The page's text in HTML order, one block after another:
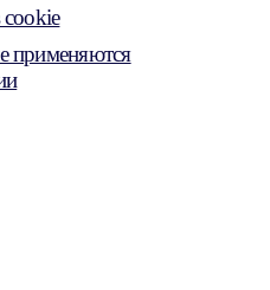
cookie
применяются